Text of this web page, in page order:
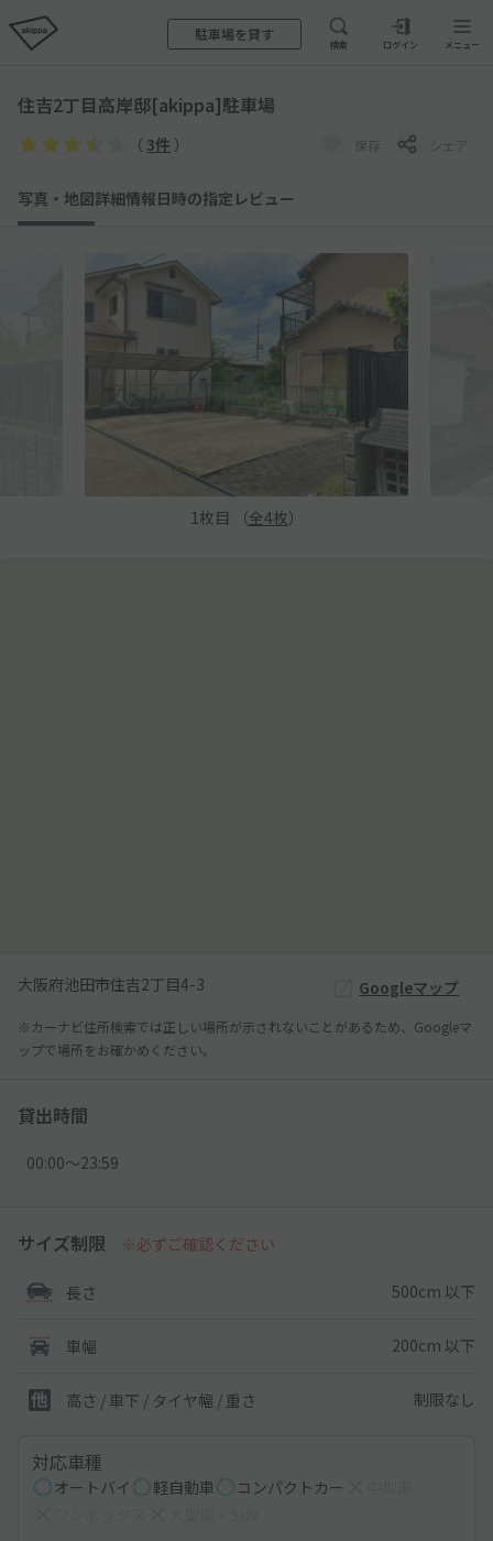
駐車場を貸す
検索 ログイン メニュー
住吉2丁目高岸邸[akippa]駐車場
（ 3件 ） 保存 シェア
写真・地図詳細情報日時の指定 レビュー
1 枚目 （全4枚）
大阪府池田市住吉2丁目4-3 Googleマップ
※カーナビ住所検索では正しい場所が示されないことがあるため、Googleマ
ップで場所をお確かめください。
貸出時間
00:00〜23:59
サイズ制限 ※必ずご確認ください
長さ 500cm 以下
車幅 200cm 以下
高さ / 車下 / タイヤ幅 / 重さ 制限なし
対応車種
オートバイ 軽自動車 コンパクトカー